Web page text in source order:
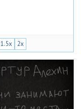
1.5x 2x